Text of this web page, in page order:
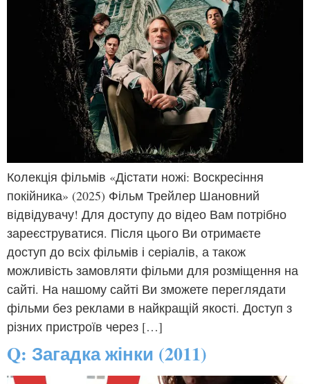
Колекція фільмів «Дістати ножі: Воскресіння
покійника» (2025) Фільм Трейлер Шановний
відвідувачу! Для доступу до відео Вам потрібно
зареєструватися. Після цього Ви отримаєте
доступ до всіх фільмів і серіалів, а також
можливість замовляти фільми для розміщення на
сайті. На нашому сайті Ви зможете переглядати
фільми без реклами в найкращій якості. Доступ з
різних пристроїв через […]
Q: Загадка жінки (2011)